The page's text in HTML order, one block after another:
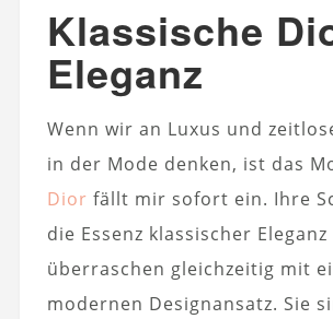
Klassische
Eleganz
Wenn wir an Luxus und
in der Mode denken, ist das
Dior fällt mir sofort ein. Ihre
die Essenz klassischer Eleganz
überraschen gleichzeitig mit
modernen Designansatz. Sie